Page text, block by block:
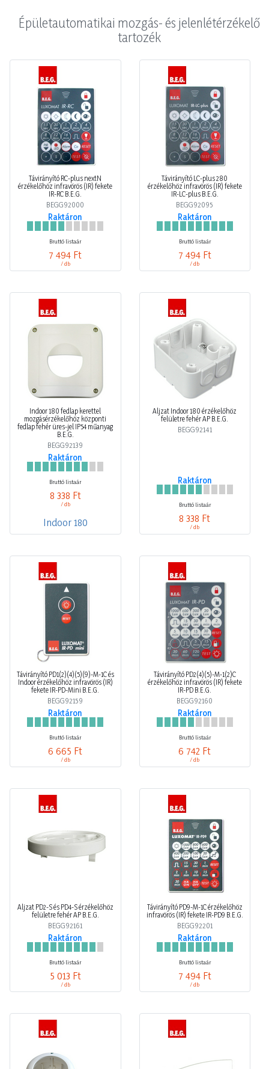
Épületautomatikai mozgás- és jelenlétérzékelő
tartozék
Távirányító RC-plus nextN
érzékelőhöz infravörös (IR) fekete
IR-RC B.E.G.
BEGG92000
Raktáron
Bruttó listaár
7 494 Ft
/ db
Távirányító LC-plus 280
érzékelőhöz infravörös (IR) fekete
IR-LC-plus B.E.G.
BEGG92095
Raktáron
Bruttó listaár
7 494 Ft
/ db
Indoor 180 fedlap kerettel
mozgásérzékelőhöz központi
fedlap fehér üres-jel IP54 műanyag
B.E.G.
BEGG92139
Raktáron
Bruttó listaár
8 338 Ft
/ db
Indoor 180
Aljzat Indoor 180 érzékelőhöz
felületre fehér AP B.E.G.
BEGG92141
Raktáron
Bruttó listaár
8 338 Ft
/ db
Távirányító PD1(2)(4)(5)(9)-M-1C és
Indoor érzékelőhöz infravörös (IR)
fekete IR-PD-Mini B.E.G.
BEGG92159
Raktáron
Bruttó listaár
6 665 Ft
/ db
Távirányító PD2(4)(5)-M-1(2)C
érzékelőhöz infravörös (IR) fekete
IR-PD B.E.G.
BEGG92160
Raktáron
Bruttó listaár
6 742 Ft
/ db
Aljzat PD2-S és PD4-S érzékelőhöz
felületre fehér AP B.E.G.
BEGG92161
Raktáron
Bruttó listaár
5 013 Ft
/ db
Távirányító PD9-M-1C érzékelőhöz
infravörös (IR) fekete IR-PD9 B.E.G.
BEGG92201
Raktáron
Bruttó listaár
7 494 Ft
/ db